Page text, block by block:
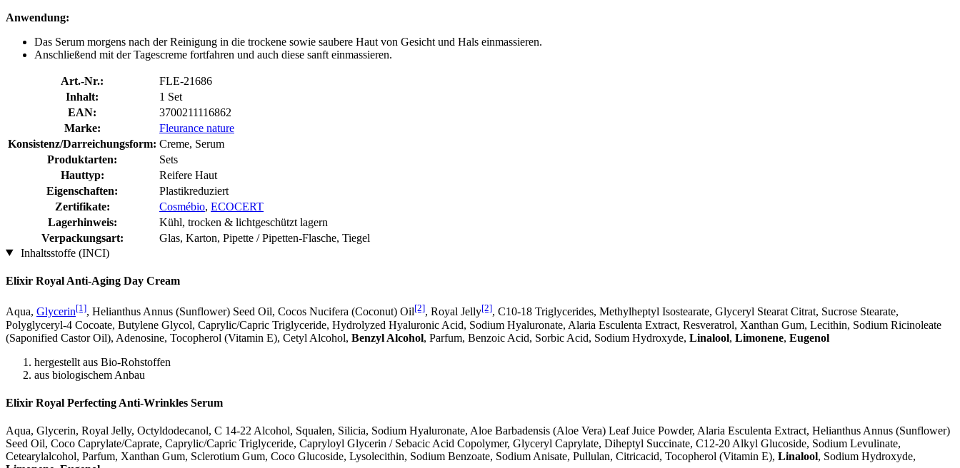
Anwendung:
Das Serum morgens nach der Reinigung in die trockene sowie saubere Haut von Gesicht und Hals einmassieren.
Anschließend mit der Tagescreme fortfahren und auch diese sanft einmassieren.
Art.-Nr.:
FLE-21686
Inhalt:
1 Set
EAN:
3700211116862
Marke:
Fleurance nature
Konsistenz/Darreichungsform: Creme, Serum
Produktarten:
Sets
Hauttyp:
Reifere Haut
Eigenschaften:
Plastikreduziert
Zertifikate:
Cosmébio, ECOCERT
Lagerhinweis:
Kühl, trocken & lichtgeschützt lagern
Verpackungsart:
Glas, Karton, Pipette / Pipetten-Flasche, Tiegel
Inhaltsstoffe (INCI)
Elixir Royal Anti-Aging Day Cream
Aqua, Glycerin[1], Helianthus Annus (Sunflower) Seed Oil, Cocos Nucifera (Coconut) Oil[2], Royal Jelly[2], C10-18 Triglycerides, Methylheptyl Isostearate, Glyceryl Stearat Citrat, Sucrose Stearate,
Polyglyceryl-4 Cocoate, Butylene Glycol, Caprylic/Capric Triglyceride, Hydrolyzed Hyaluronic Acid, Sodium Hyaluronate, Alaria Esculenta Extract, Resveratrol, Xanthan Gum, Lecithin, Sodium Ricinoleate
(Saponified Castor Oil), Adenosine, Tocopherol (Vitamin E), Cetyl Alcohol, Benzyl Alcohol, Parfum, Benzoic Acid, Sorbic Acid, Sodium Hydroxyde, Linalool, Limonene, Eugenol
hergestellt aus Bio-Rohstoffen
aus biologischem Anbau
Elixir Royal Perfecting Anti-Wrinkles Serum
Aqua, Glycerin, Royal Jelly, Octyldodecanol, C 14-22 Alcohol, Squalen, Silicia, Sodium Hyaluronate, Aloe Barbadensis (Aloe Vera) Leaf Juice Powder, Alaria Esculenta Extract, Helianthus Annus (Sunflower)
Seed Oil, Coco Caprylate/Caprate, Caprylic/Capric Triglyceride, Capryloyl Glycerin / Sebacic Acid Copolymer, Glyceryl Caprylate, Diheptyl Succinate, C12-20 Alkyl Glucoside, Sodium Levulinate,
Cetearylalcohol, Parfum, Xanthan Gum, Sclerotium Gum, Coco Glucoside, Lysolecithin, Sodium Benzoate, Sodium Anisate, Pullulan, Citricacid, Tocopherol (Vitamin E), Linalool, Sodium Hydroxyde,